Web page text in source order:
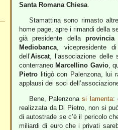
Santa Romana Chiesa.
Stamattina sono rimasto
home page, apre i rimandi della
già presidente della provincia
Mediobanca, vicepresidente
dell’Aiscat, l’associazione
conterraneo Marcellino Gavio,
Pietro litigò con Palenzona, lui
applausi dei soci
Bene, Palenzonasi lamenta:
realizzata da Di Pietro, non si
di autostrade se c’è il pericolo
miliardi di euro che i privati